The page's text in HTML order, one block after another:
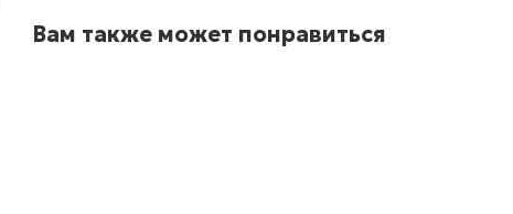
Вам также может понравиться